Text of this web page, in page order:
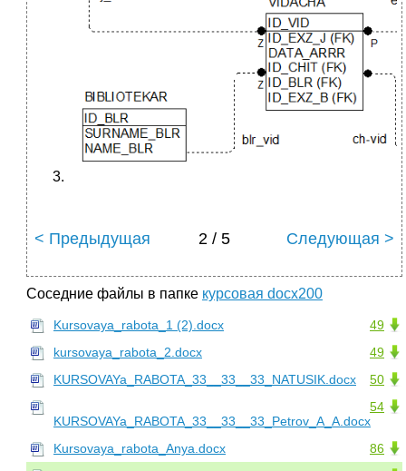
< Предыдущая 2 / 5 Следующая >
Соседние файлы в папке курсовая docx200
49
Kursovaya_rabota_1 (2).docx
49
kursovaya_rabota_2.docx
50
KURSOVAYa_RABOTA_33__33__33_NATUSIK.docx
54
KURSOVAYa_RABOTA_33__33__33_Petrov_A_A.docx
86
Kursovaya_rabota_Anya.docx